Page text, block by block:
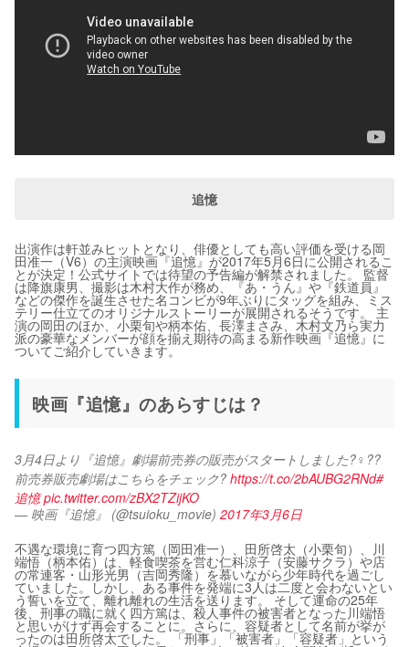
追憶
出演作は軒並みヒットとなり、俳優としても高い評価を受ける岡
田准一（V6）の主演映画『追憶』が2017年5月6日に公開されるこ
とが決定！公式サイトでは待望の予告編が解禁されました。 監督
は降旗康男、撮影は木村大作が務め、『あ・うん』や『鉄道員』
などの傑作を誕生させた名コンビが9年ぶりにタッグを組み、ミス
テリー仕立てのオリジナルストーリーが展開されるそうです。 主
演の岡田のほか、小栗旬や柄本佑、長澤まさみ、木村文乃ら実力
派の豪華なメンバーが顔を揃え期待の高まる新作映画『追憶』に
ついてご紹介していきます。
映画『追憶』のあらすじは？
3月4日より『追憶』劇場前売券の販売がスタートしました?‍♀️??
前売券販売劇場はこちらをチェック? https://t.co/2bAUBG2RNd#
追憶 pic.twitter.com/zBX2TZijKO
— 映画『追憶』 (@tsuioku_movie) 2017年3月6日
不遇な環境に育つ四方篤（岡田准一）、田所啓太（小栗旬）、川
端悟（柄本佑）は、軽食喫茶を営む仁科涼子（安藤サクラ）や店
の常連客・山形光男（吉岡秀隆）を慕いながら少年時代を過ごし
ていました。しかし、ある事件を発端に3人は二度と会わないとい
う誓いを立て、離れ離れの生活を送ります。 そして運命の25年
後、刑事の職に就く四方篤は、殺人事件の被害者となった川端悟
と思いがけず再会することに。さらに、容疑者として名前が挙が
ったのは田所啓太でした。 「刑事」「被害者」「容疑者」という